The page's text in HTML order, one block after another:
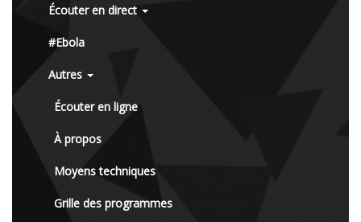
Écouter en direct
#Ebola
Autres
Écouter en ligne
À propos
Moyens techniques
Grille des programmes